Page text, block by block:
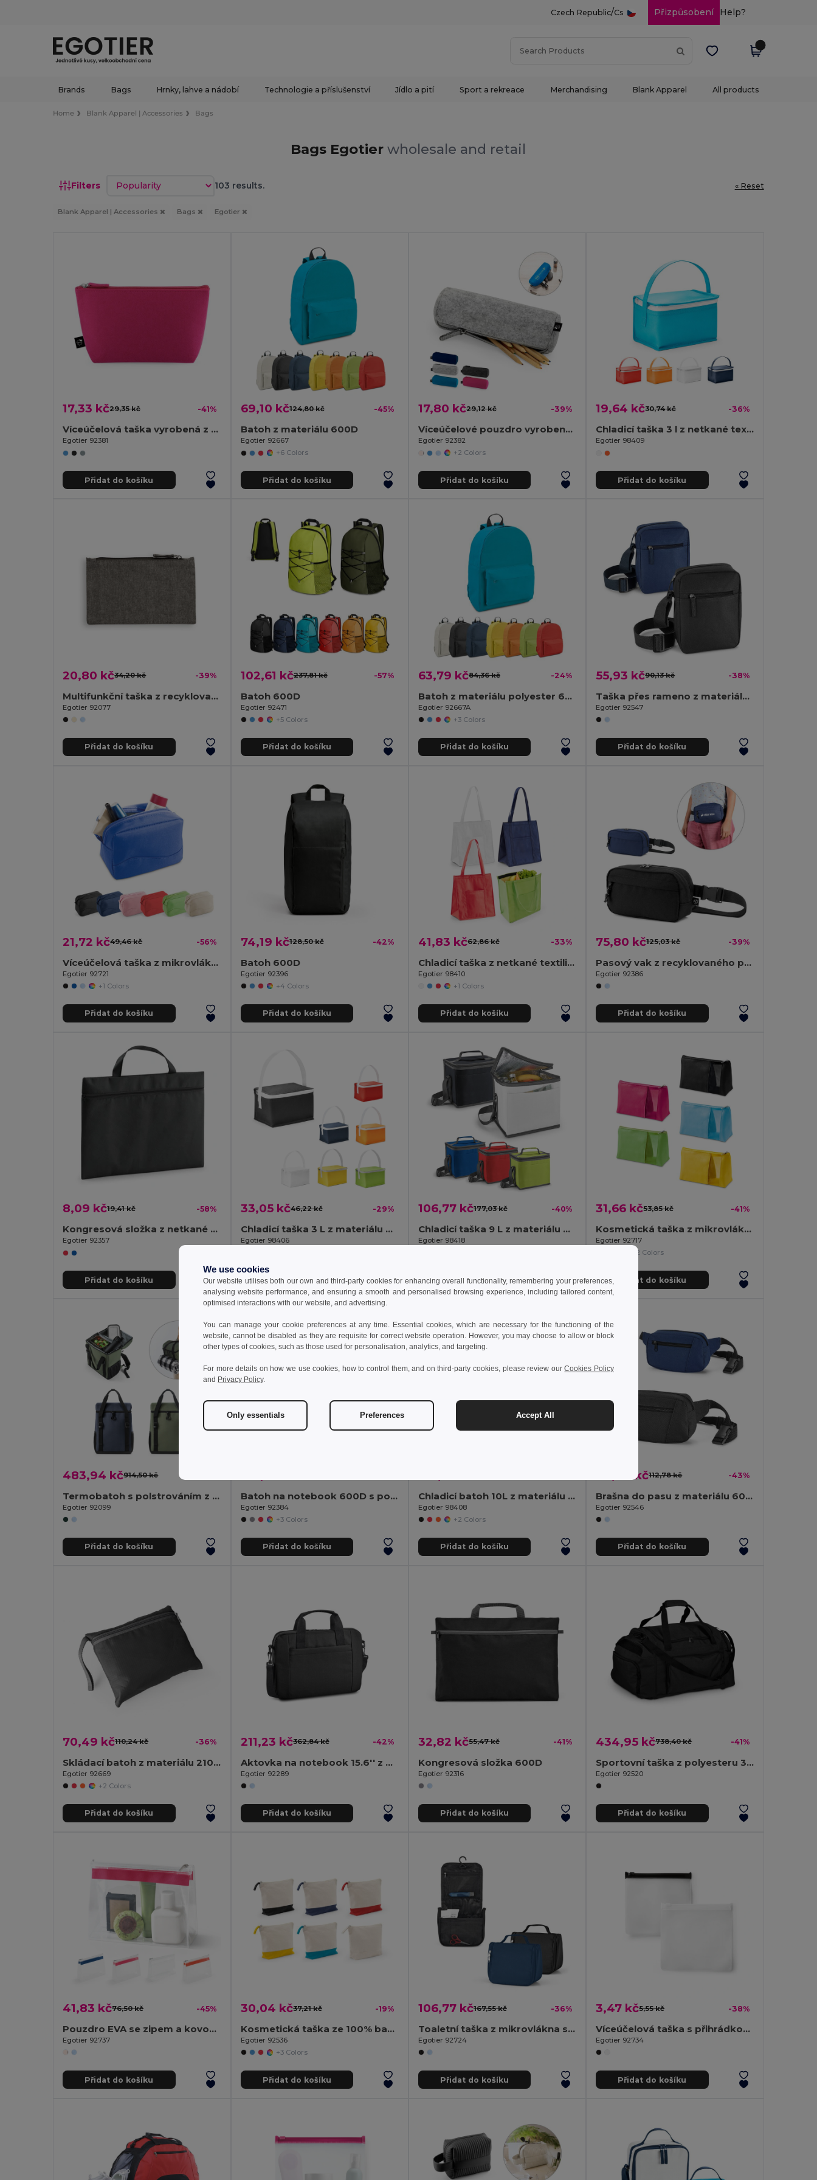
Czech Republic/Cs Přizpůsobení Help?
Brands Bags Hrnky, lahve a nádobí Technologie a příslušenství Jídlo a pití Sport a rekreace Merchandising Blank Apparel All products
Home Blank Apparel | Accessories Bags
Bags Egotierwholesale and retail
Filters Sort by 103 results. « Reset
Blank Apparel | Accessories Bags Egotier
17,33 kč29,35 kč -41%
Víceúčelová taška vyrobená z recyklované plsti (100% rPET)
Egotier 92381
Přidat do košíku
69,10 kč124,80 kč -45%
Batoh z materiálu 600D
Egotier 92667
+6 Colors
Přidat do košíku
17,80 kč29,12 kč -39%
Víceúčelové pouzdro vyrobené z recyklované plsti (100% rPET)
Egotier 92382
+2 Colors
Přidat do košíku
19,64 kč30,74 kč -36%
Chladicí taška 3 l z netkané textilie (80 g/m²)
Egotier 98409
Přidat do košíku
20,80 kč34,20 kč -39%
Multifunkční taška z recyklované bavlny (70 %) a polyesteru (30 % rPET) (140 g/m²)
Egotier 92077
Přidat do košíku
102,61 kč237,81 kč -57%
Batoh 600D
Egotier 92471
+5 Colors
Přidat do košíku
63,79 kč84,36 kč -24%
Batoh z materiálu polyester 600D
Egotier 92667A
+3 Colors
Přidat do košíku
55,93 kč90,13 kč -38%
Taška přes rameno z materiálu 600D
Egotier 92547
Přidat do košíku
21,72 kč49,46 kč -56%
Víceúčelová taška z mikrovlákna
Egotier 92721
+1 Colors
Přidat do košíku
74,19 kč128,50 kč -42%
Batoh 600D
Egotier 92396
+4 Colors
Přidat do košíku
41,83 kč62,86 kč -33%
Chladicí taška z netkané textilie (80 g/m²)
Egotier 98410
+1 Colors
Přidat do košíku
75,80 kč125,03 kč -39%
Pasový vak z recyklovaného polyesteru 600D a podšívka z recyklovaného polyesteru 210D
Egotier 92386
Přidat do košíku
8,09 kč19,41 kč -58%
Kongresová složka z netkané textilie (80 g/m²)
Egotier 92357
Přidat do košíku
33,05 kč46,22 kč -29%
Chladicí taška 3 L z materiálu 600D
Egotier 98406
Přidat do košíku
106,77 kč177,03 kč -40%
Chladicí taška 9 L z materiálu 600D
Egotier 98418
Přidat do košíku
31,66 kč53,85 kč -41%
Kosmetická taška z mikrovlákna a síťoviny
Egotier 92717
+2 Colors
Přidat do košíku
483,94 kč914,50 kč
Termobatoh s polstrováním z materiálu 600D rPET a ripstopu 16 L
Egotier 92099
Přidat do košíku
Batoh na notebook 600D s podšívkou 210D 17.3"
Egotier 92384
+3 Colors
Přidat do košíku
Chladicí batoh 10L z materiálu 600D
Egotier 98408
+2 Colors
Přidat do košíku
64,48 kč112,78 kč -43%
Brašna do pasu z materiálu 600D
Egotier 92546
Přidat do košíku
70,49 kč110,24 kč -36%
Skládací batoh z materiálu 210D ripstop
Egotier 92669
+2 Colors
Přidat do košíku
211,23 kč362,84 kč -42%
Aktovka na notebook 15.6'' z materiálu 600D
Egotier 92289
Přidat do košíku
32,82 kč55,47 kč -41%
Kongresová složka 600D
Egotier 92316
Přidat do košíku
434,95 kč738,40 kč -41%
Sportovní taška z polyesteru 300D
Egotier 92520
Přidat do košíku
41,83 kč76,50 kč -45%
Pouzdro EVA se zipem a kovovým táhlem
Egotier 92737
Přidat do košíku
30,04 kč37,21 kč -19%
Kosmetická taška ze 100% bavlny (340 g/m²) dvoubarevná
Egotier 92536
+3 Colors
Přidat do košíku
106,77 kč167,55 kč -36%
Toaletní taška z mikrovlákna s několika vnitřními kapsami
Egotier 92724
Přidat do košíku
3,47 kč5,55 kč -38%
Víceúčelová taška s přihrádkou EVA
Egotier 92734
Přidat do košíku
We use cookies
Our website utilises both our own and third-party cookies for enhancing overall functionality, remembering your preferences,
analysing website performance, and ensuring a smooth and personalised browsing experience, including tailored content,
optimised interactions with our website, and advertising.
You can manage your cookie preferences at any time. Essential cookies, which are necessary for the functioning of the
website, cannot be disabled as they are requisite for correct website operation. However, you may choose to allow or block
other types of cookies, such as those used for personalisation, analytics, and targeting.
For more details on how we use cookies, how to control them, and on third-party cookies, please review ourCookies Policy
and Privacy Policy.
Only essentials Preferences Accept All